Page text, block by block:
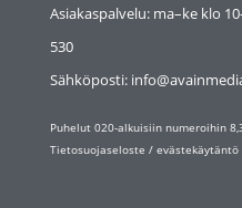
Asiakaspalvelu: ma–ke klo
530
Sähköposti:
Puhelut 020-alkuisiin numeroihin
Tietosuojaseloste / evästekäytäntö